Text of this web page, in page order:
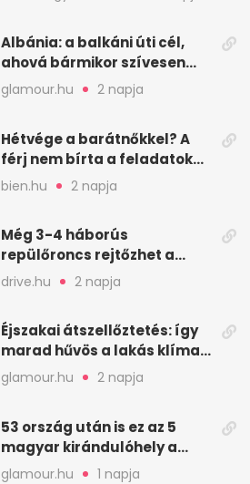
Albánia: a balkáni úti cél,
ahová bármikor szívesen
visszamennék
glamour.hu 2 napja
Hétvége a barátnőkkel? A
férj nem bírta a feladatokat,
a feleség levegőt kér
bien.hu 2 napja
Még 3-4 háborús
repülőroncs rejtőzhet a
Balaton mélyén
drive.hu 2 napja
Éjszakai átszellőztetés: így
marad hűvös a lakás klíma
nélkül
glamour.hu 2 napja
53 ország után is ez az 5
magyar kirándulóhely a
kedvencem
glamour.hu 1 napja